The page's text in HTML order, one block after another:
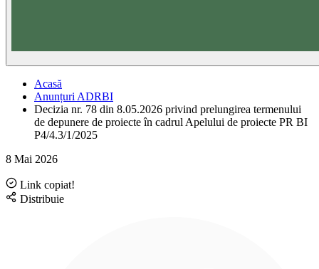
Acasă
Anunțuri ADRBI
Decizia nr. 78 din 8.05.2026 privind prelungirea termenului
de depunere de proiecte în cadrul Apelului de proiecte PR BI
P4/4.3/1/2025
8 Mai 2026
Link copiat!
Distribuie